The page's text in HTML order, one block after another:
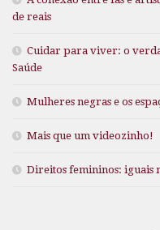
de reais
Cuidar para viver: o
Saúde
Mulheres negras e os
Mais que um videozinho!
Direitos femininos: iguais